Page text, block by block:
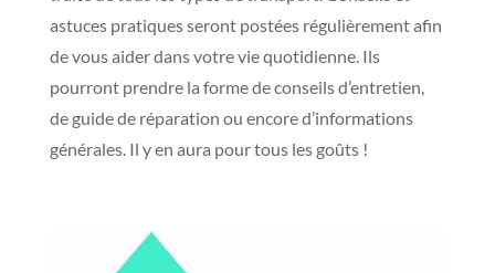
astuces pratiques seront postées régulièrement afin
de vous aider dans votre vie quotidienne. Ils
pourront prendre la forme de conseils d’entretien,
de guide de réparation ou encore d’informations
générales. Il y en aura pour tous les goûts !